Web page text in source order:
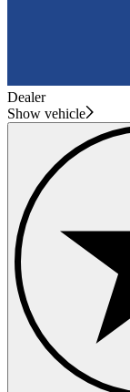
Dealer
Show vehicle